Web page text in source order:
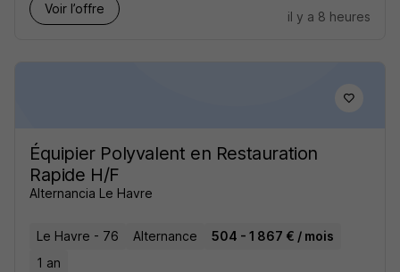
Voir l’offre
il y a 8 heures
Équipier Polyvalent en Restauration
Rapide H/F
Alternancia Le Havre
Le Havre - 76 Alternance
504 - 1 867 € / mois
1 an